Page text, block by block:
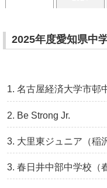
2025年度愛知県中
名古屋経済大学市邨
Be Strong Jr.
大里東ジュニア（稲
春日井中部中学校（